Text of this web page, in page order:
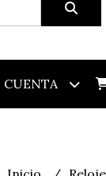
CUENTA